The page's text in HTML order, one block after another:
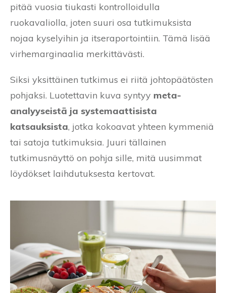
pitää vuosia tiukasti kontrolloidulla
ruokavaliolla, joten suuri osa tutkimuksista
nojaa kyselyihin ja itseraportointiin. Tämä lisää
virhemarginaalia merkittävästi.
Siksi yksittäinen tutkimus ei riitä johtopäätösten
pohjaksi. Luotettavin kuva syntyy meta-
analyyseistä ja systemaattisista
katsauksista, jotka kokoavat yhteen kymmeniä
tai satoja tutkimuksia. Juuri tällainen
tutkimusnäyttö on pohja sille, mitä uusimmat
löydökset laihdutuksesta kertovat.